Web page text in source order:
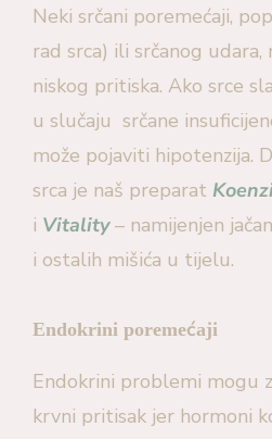
Neki srčani poremećaji,
rad srca) ili srčanog
niskog pritiska. Ako srce
u slučaju srčane
može pojaviti hipotenzija.
srca je naš preparat
i Vitality– namijenjen
i ostalih mišića u tijelu.
Endokrini poremećaji
Endokrini problemi mogu
krvni pritisak jer hormoni